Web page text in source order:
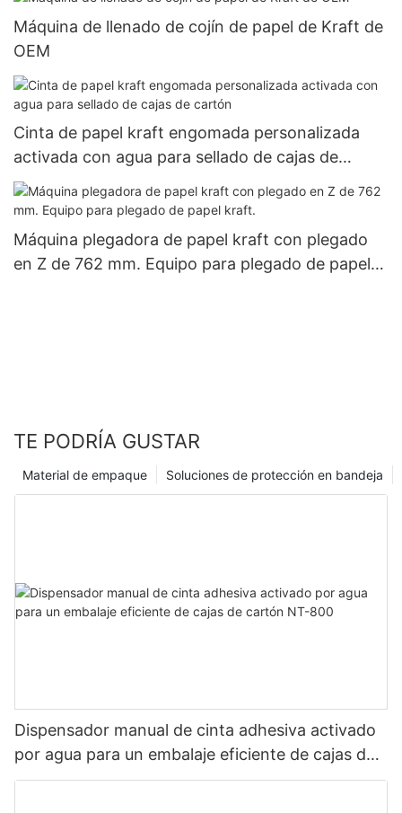
Máquina de llenado de cojín de papel de Kraft de
OEM
Cinta de papel kraft engomada personalizada
activada con agua para sellado de cajas de
cartón
Máquina plegadora de papel kraft con plegado
en Z de 762 mm. Equipo para plegado de papel
TE PODRÍA GUSTAR
Soluciones de protección en bandeja
Material de empaque
Dispensador manual de cinta adhesiva activado
por agua para un embalaje eficiente de cajas de
cartón NT-800